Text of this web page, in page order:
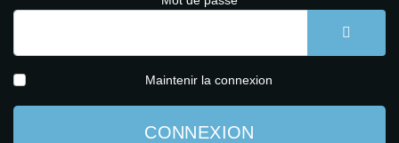
Maintenir la connexion
CONNEXION